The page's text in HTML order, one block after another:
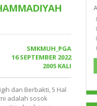
SMKMUH_PGA
16 SEPTEMBER 2022
2005 KALI
dan Berbakti, 5 Hal
adalah sosok